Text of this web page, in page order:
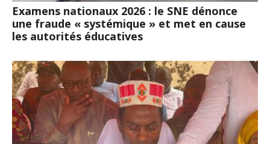
Examens nationaux 2026 : le SNE dénonce
une fraude « systémique » et met en cause
les autorités éducatives